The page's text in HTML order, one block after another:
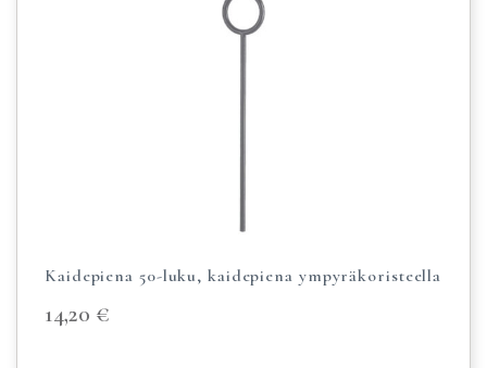
Kaidepiena 50-luku, kaidepiena ympyräkoristeella
14,20 €